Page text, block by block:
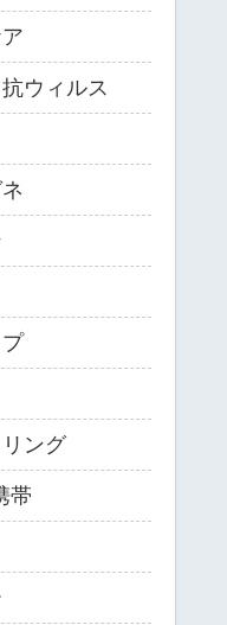
ウィルス
ング
帯